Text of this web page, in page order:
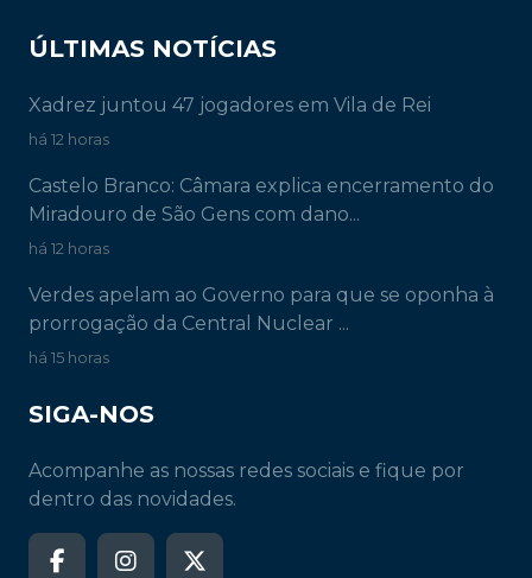
ÚLTIMAS NOTÍCIAS
Xadrez juntou 47 jogadores em Vila de Rei
há 12 horas
Castelo Branco: Câmara explica encerramento do
Miradouro de São Gens com dano...
há 12 horas
Verdes apelam ao Governo para que se oponha à
prorrogação da Central Nuclear ...
há 15 horas
SIGA-NOS
Acompanhe as nossas redes sociais e fique por
dentro das novidades.